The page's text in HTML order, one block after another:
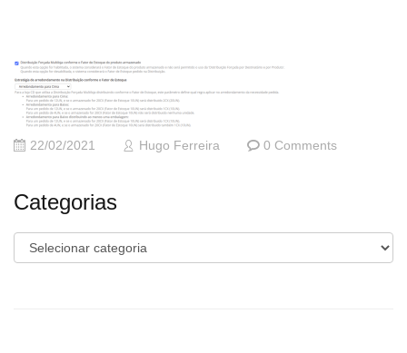
22/02/2021 Hugo Ferreira 0 Comments
Categorias
Categorias